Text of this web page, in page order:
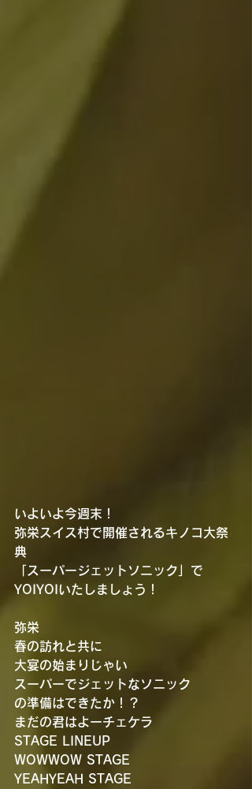
いよいよ今週末！
弥栄スイス村で開催されるキノコ大祭
典
「スーパージェットソニック」で
YOIYOIいたしましょう！
弥栄
春の訪れと共に
大宴の始まりじゃい
スーパーでジェットなソニック
の準備はできたか！？
まだの君はよーチェケラ
STAGE LINEUP
WOWWOW STAGE
YEAHYEAH STAGE